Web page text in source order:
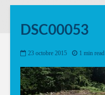
DSC00053
23 octobre 2015 1 min read